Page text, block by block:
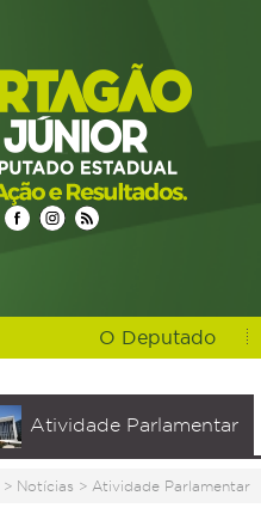
O Deputado
Atividade Parlamentar
> Notícias > Atividade Parlamentar